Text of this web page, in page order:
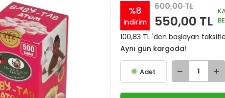
%8
indirim
600,00 TL
550,00 TL
100,83 TL 'den başlayan
Aynı gün kargoda!
Adet